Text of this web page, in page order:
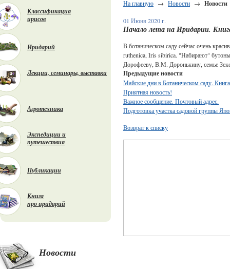
Классификация
ирисов
Иридарий
Лекции, семинары, выставки
Агротехника
Экспедиции и
путешествия
Публикации
Книга
про иридарий
Новости
На главную → Новости → Новости
01 Июня 2020 г.
Начало лета на Иридарии.
В ботаническом саду сейчас очень
ruthenica, Iris sibirica. "Набирают"
Дорофееву, В.М. Доронькину, семье
Предыдущие новости
Майские дни в Ботаническом саду.
Приятная новость!
Важное сообщение. Почтовый адрес.
Подготовка участка садовой группы
Возврат к списку